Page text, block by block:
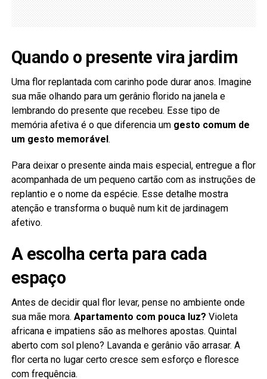
Quando o presente vira jardim
Uma flor replantada com carinho pode durar anos. Imagine
sua mãe olhando para um gerânio florido na janela e
lembrando do presente que recebeu. Esse tipo de
memória afetiva é o que diferencia um gesto comum de
um gesto memorável.
Para deixar o presente ainda mais especial, entregue a flor
acompanhada de um pequeno cartão com as instruções de
replantio e o nome da espécie. Esse detalhe mostra
atenção e transforma o buquê num kit de jardinagem
afetivo.
A escolha certa para cada
espaço
Antes de decidir qual flor levar, pense no ambiente onde
sua mãe mora. Apartamento com pouca luz? Violeta
africana e impatiens são as melhores apostas. Quintal
aberto com sol pleno? Lavanda e gerânio vão arrasar. A
flor certa no lugar certo cresce sem esforço e floresce
com frequência.